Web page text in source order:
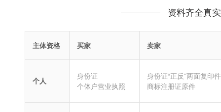
资料齐全真
主体资格 买家 卖家
个人
身份证
个体户营业执照
身份证“正反”两面复印件
商标注册证原件